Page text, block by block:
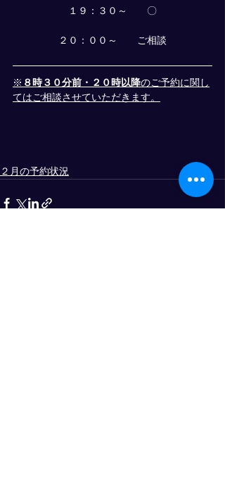
１９：３０～　　〇
２０：００～　　ご相談
※ ８時３０分前・２０時以降のご予約に関し
てはご相談させていただきます。
２月の予約状況